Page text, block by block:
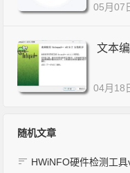
05月07
文本
04月18
随机文章
HWiNFO硬件检测工